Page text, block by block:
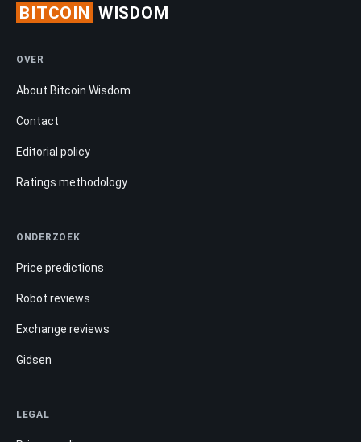
BITCOIN WISDOM
OVER
About Bitcoin Wisdom
Contact
Editorial policy
Ratings methodology
ONDERZOEK
Price predictions
Robot reviews
Exchange reviews
Gidsen
LEGAL